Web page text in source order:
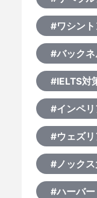
#ワシン
#バック
#IELTS対
#インペ
#ウェズ
#ノックス
#ハーバ